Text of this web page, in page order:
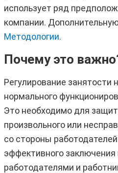
использует ряд
компании.
Методологии.
Почему это важно
Регулирование занятости
нормального
Это необходимо для
произвольного или
со стороны
эффективного
работодателями и